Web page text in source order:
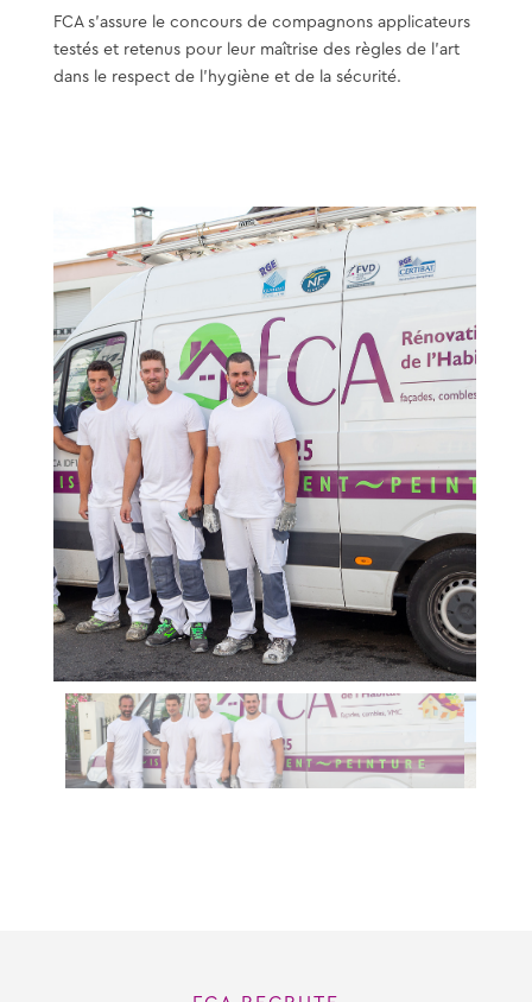
FCA s’assure le concours de compagnons applicateurs
testés et retenus pour leur maîtrise des règles de l’art
dans le respect de l’hygiène et de la sécurité.